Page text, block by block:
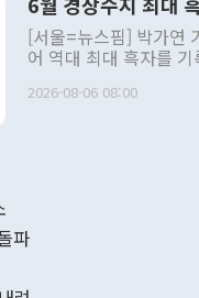
주의적 희망에 근거한
관의 대북 정책 관련
관 부처 장관이 공개적
관의 무리한 대북 접근
다. [정동영 통일부 장관이 지난달 23일 오후 서울 종로구 정부서울청사에
무너졌다고도 했다. 또
[서울=뉴스핌] 박가연
어 역대 최대 흑자를
료=한국은행] 한국은행이 6일 발표한 '2026년 6월 국제수지(잠정)'에 따르
며 월간 기준 처음으로
196.9% 급증했고 컴퓨
2026-08-06 08:00
파